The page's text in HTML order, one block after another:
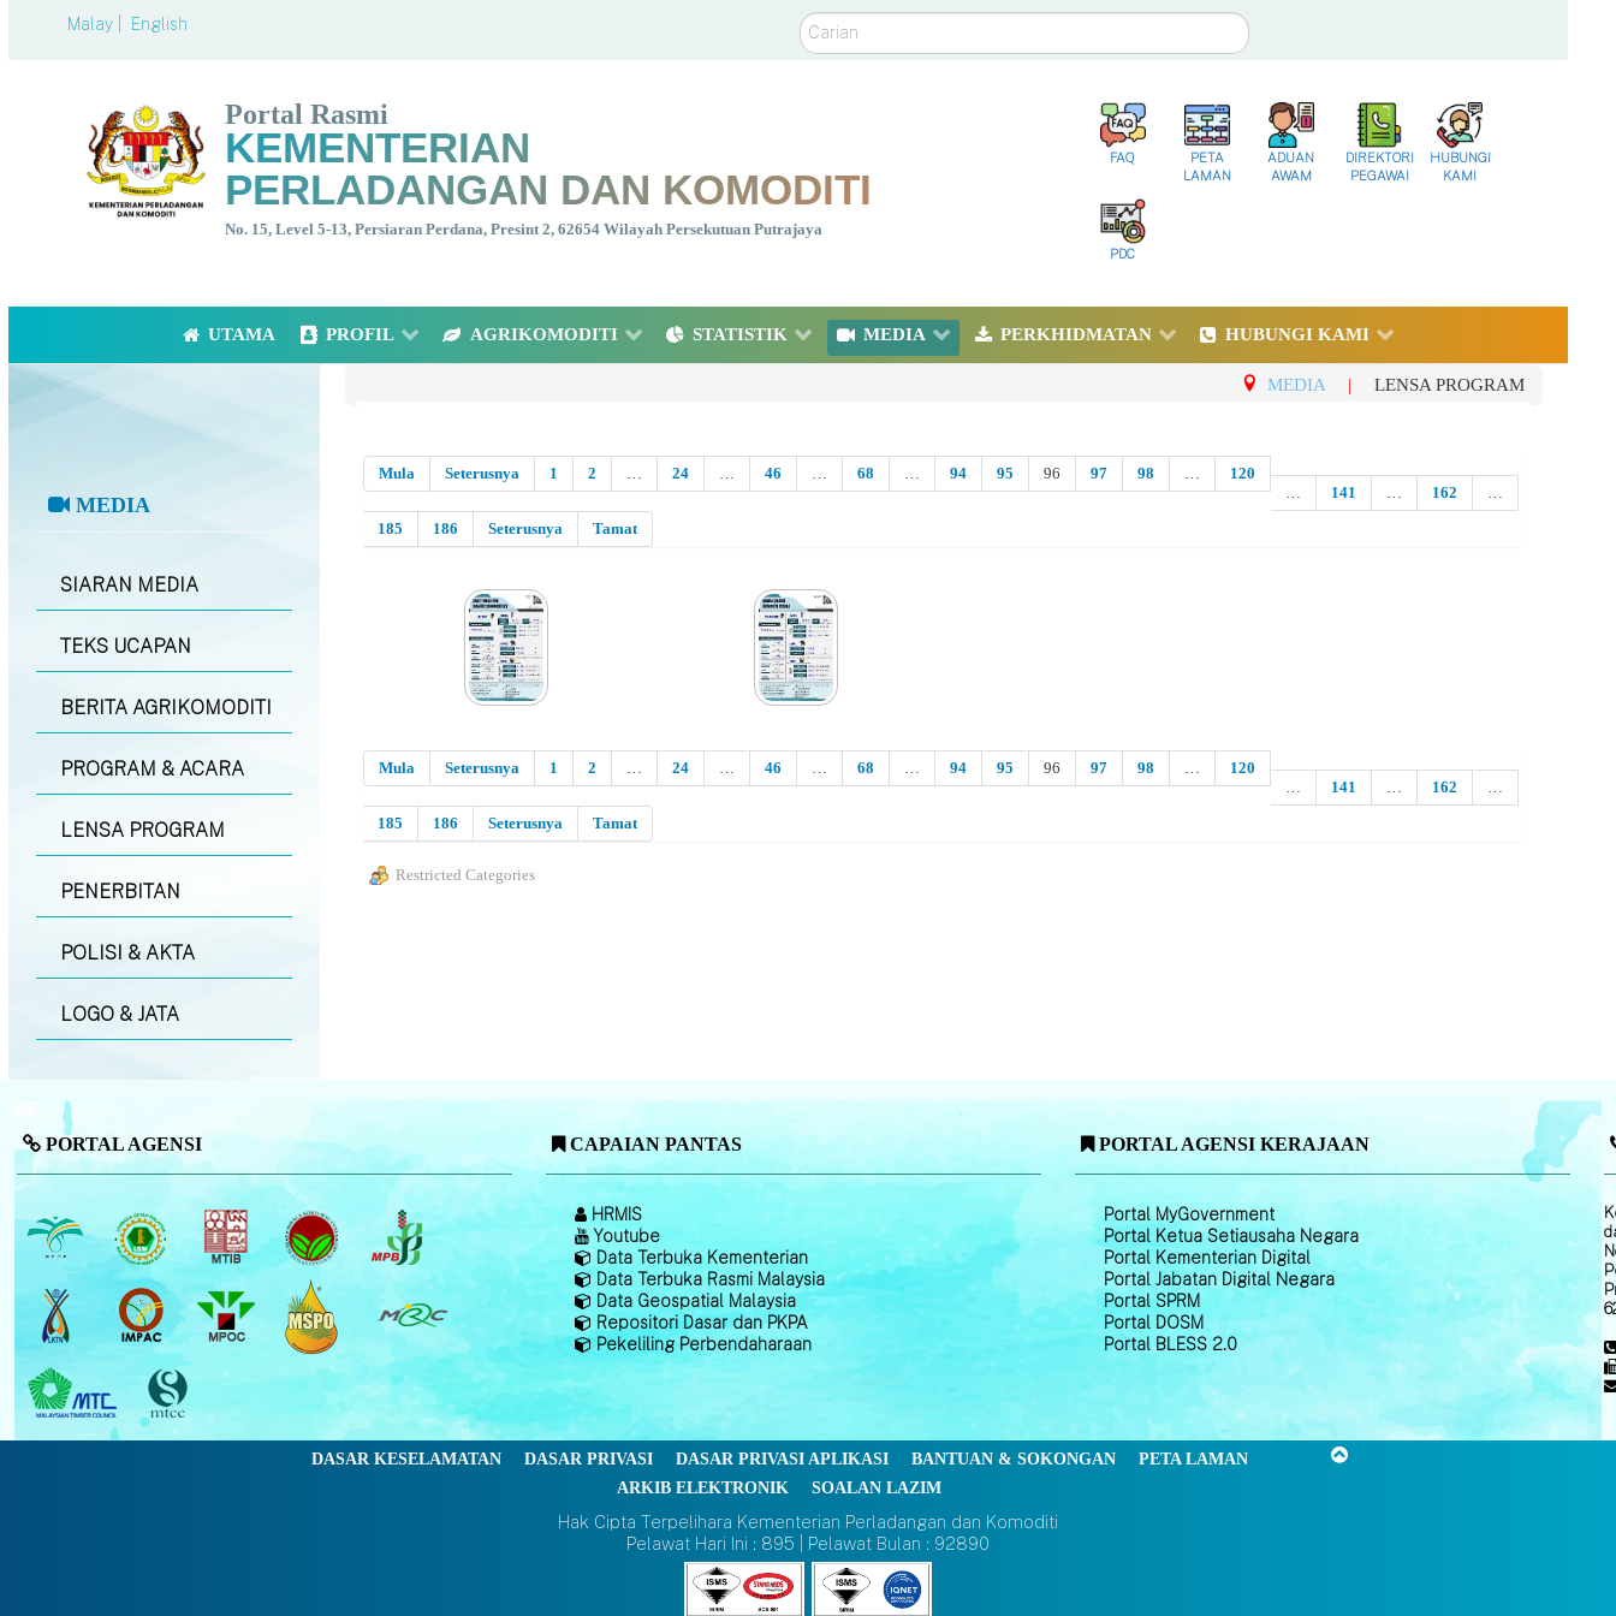
Malay | English Carian
Portal Rasmi
KEMENTERIAN
PERLADANGAN DAN KOMODITI
No. 15, Level 5-13, Persiaran Perdana, Presint 2, 62654 Wilayah Persekutuan Putrajaya
FAQ
PETA
LAMAN
ADUAN
AWAM
DIREKTORI
PEGAWAI
HUBUNGI
KAMI
PDC
UTAMA PROFIL AGRIKOMODITI STATISTIK MEDIA PERKHIDMATAN HUBUNGI KAMI
MEDIA
SIARAN MEDIA
TEKS UCAPAN
BERITA AGRIKOMODITI
PROGRAM & ACARA
LENSA PROGRAM
PENERBITAN
POLISI & AKTA
LOGO & JATA
MEDIA | LENSA PROGRAM
Mula Seterusnya 1 2 24 46 68 94 95 96 97 98
120
141 162
185
186 Seterusnya Tamat
Mula Seterusnya 1 2 … 24 … 46 … 68 … 94 95 96 97 98 …
120
…
141 … 162
…
185
186 Seterusnya Tamat
Restricted Categories
PORTAL AGENSI CAPAIAN PANTAS
HRMIS
Youtube
Data Terbuka Kementerian
Data Terbuka Rasmi Malaysia
Data Geospatial Malaysia
Repositori Dasar dan PKPA
Pekeliling Perbendaharaan
PORTAL AGENSI KERAJAAN
Portal MyGovernment
Portal Ketua Setiausaha Negara
Portal Kementerian Digital
Portal Jabatan Digital Negara
Portal SPRM
Portal DOSM
Portal BLESS 2.0
DASAR KESELAMATAN DASAR PRIVASI DASAR PRIVASI APLIKASI BANTUAN & SOKONGAN
PETA LAMAN
ARKIB ELEKTRONIK
SOALAN LAZIM
Hak Cipta Terpelihara Kementerian Perladangan dan Komoditi
Pelawat Hari Ini : 895 | Pelawat Bulan : 92890